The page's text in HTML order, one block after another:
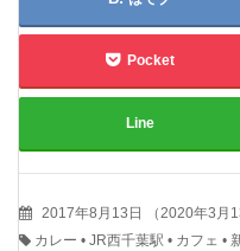
Pocket
Line
2017年8月13日 （2020年3月
カレー • JR西千葉駅 • カフェ •